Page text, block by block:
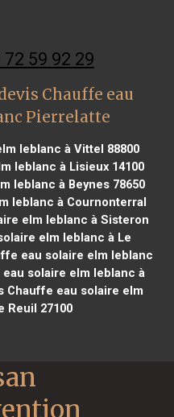
59 92 29
Chauffe eau
Pierrelatte
leblanc à Vittel 88800
leblanc à Lisieux 14100
leblanc à Beynes 78650
leblanc à Cournonterral
elm leblanc à Sisteron
elm leblanc à Le
eau solaire elm leblanc
solaire elm leblanc à
Chauffe eau solaire elm
Reuil 27100